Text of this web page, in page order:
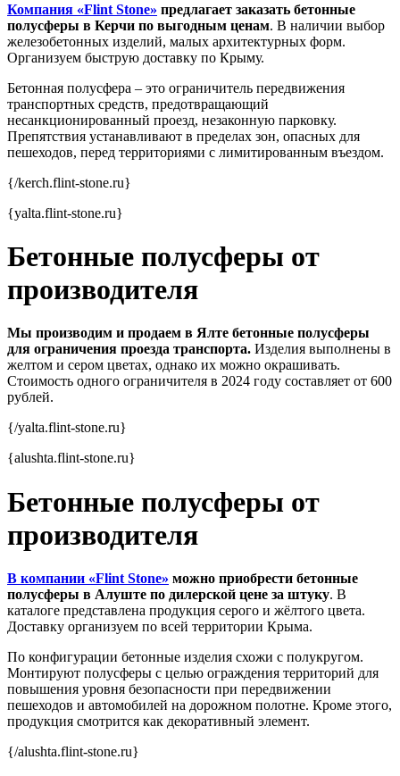
Компания «Flint Stone» предлагает заказать бетонные
полусферы в Керчи по выгодным ценам. В наличии выбор
железобетонных изделий, малых архитектурных форм.
Организуем быструю доставку по Крыму.
Бетонная полусфера – это ограничитель передвижения
транспортных средств, предотвращающий
несанкционированный проезд, незаконную парковку.
Препятствия устанавливают в пределах зон, опасных для
пешеходов, перед территориями с лимитированным въездом.
{/kerch.flint-stone.ru}
{yalta.flint-stone.ru}
Бетонные полусферы от
производителя
Мы производим и продаем в Ялте бетонные полусферы
для ограничения проезда транспорта. Изделия выполнены в
желтом и сером цветах, однако их можно окрашивать.
Стоимость одного ограничителя в 2024 году составляет от 600
рублей.
{/yalta.flint-stone.ru}
{alushta.flint-stone.ru}
Бетонные полусферы от
производителя
В компании «Flint Stone» можно приобрести бетонные
полусферы в Алуште по дилерской цене за штуку. В
каталоге представлена продукция серого и жёлтого цвета.
Доставку организуем по всей территории Крыма.
По конфигурации бетонные изделия схожи с полукругом.
Монтируют полусферы с целью ограждения территорий для
повышения уровня безопасности при передвижении
пешеходов и автомобилей на дорожном полотне. Кроме этого,
продукция смотрится как декоративный элемент.
{/alushta.flint-stone.ru}